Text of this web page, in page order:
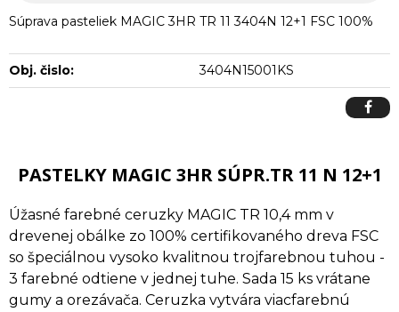
Súprava pasteliek MAGIC 3HR TR 11 3404N 12+1 FSC 100%
Obj. čislo: 3404N15001KS
PASTELKY MAGIC 3HR SÚPR.TR 11 N 12+1
Úžasné farebné ceruzky MAGIC TR 10,4 mm v
drevenej obálke zo 100% certifikovaného dreva FSC
so špeciálnou vysoko kvalitnou trojfarebnou tuhou -
3 farebné odtiene v jednej tuhe. Sada 15 ks vrátane
gumy a orezávača. Ceruzka vytvára viacfarebnú